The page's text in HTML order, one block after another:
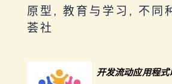
原型, 教育与学习, 不同
荟社
开发流动应用程